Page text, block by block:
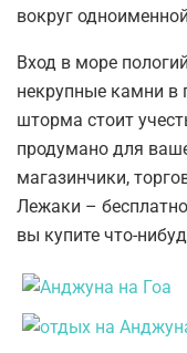
вокруг
Вход в море
некрупные камни в
шторма стоит
продумано для
магазинчики,
Лежаки –
вы купите что-